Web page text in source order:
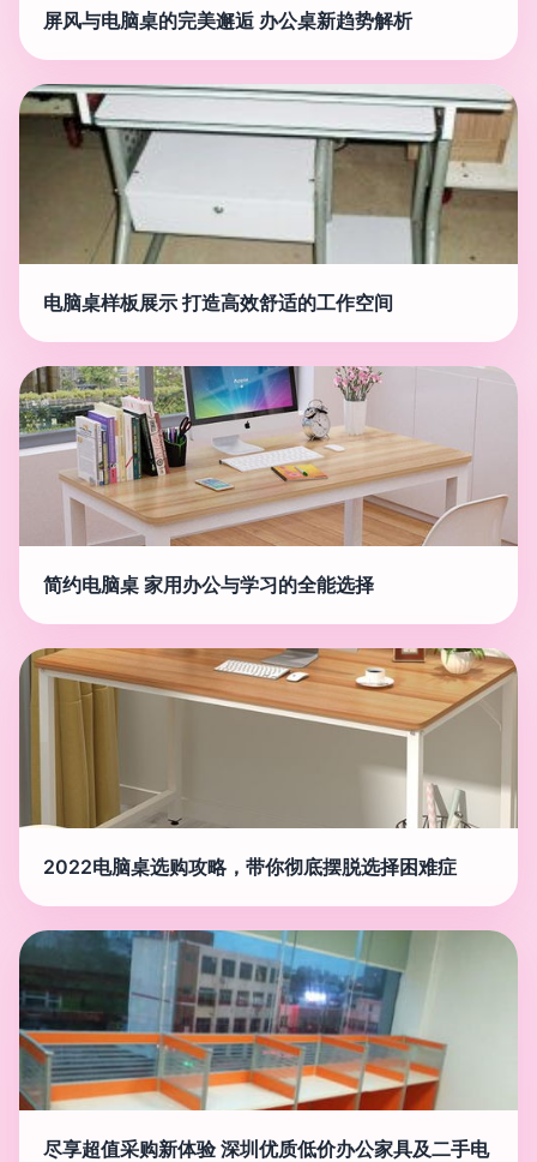
屏风与电脑桌的完美邂逅 办公桌新趋势解析
电脑桌样板展示 打造高效舒适的工作空间
简约电脑桌 家用办公与学习的全能选择
2022电脑桌选购攻略，带你彻底摆脱选择困难症
尽享超值采购新体验 深圳优质低价办公家具及二手电